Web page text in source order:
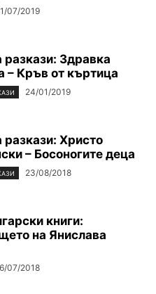
07/2019
разкази: Здравка
– Кръв от къртица
24/01/2019
разкази: Христо
– Босоногите деца
23/08/2018
книги:
на Янислава
07/2018